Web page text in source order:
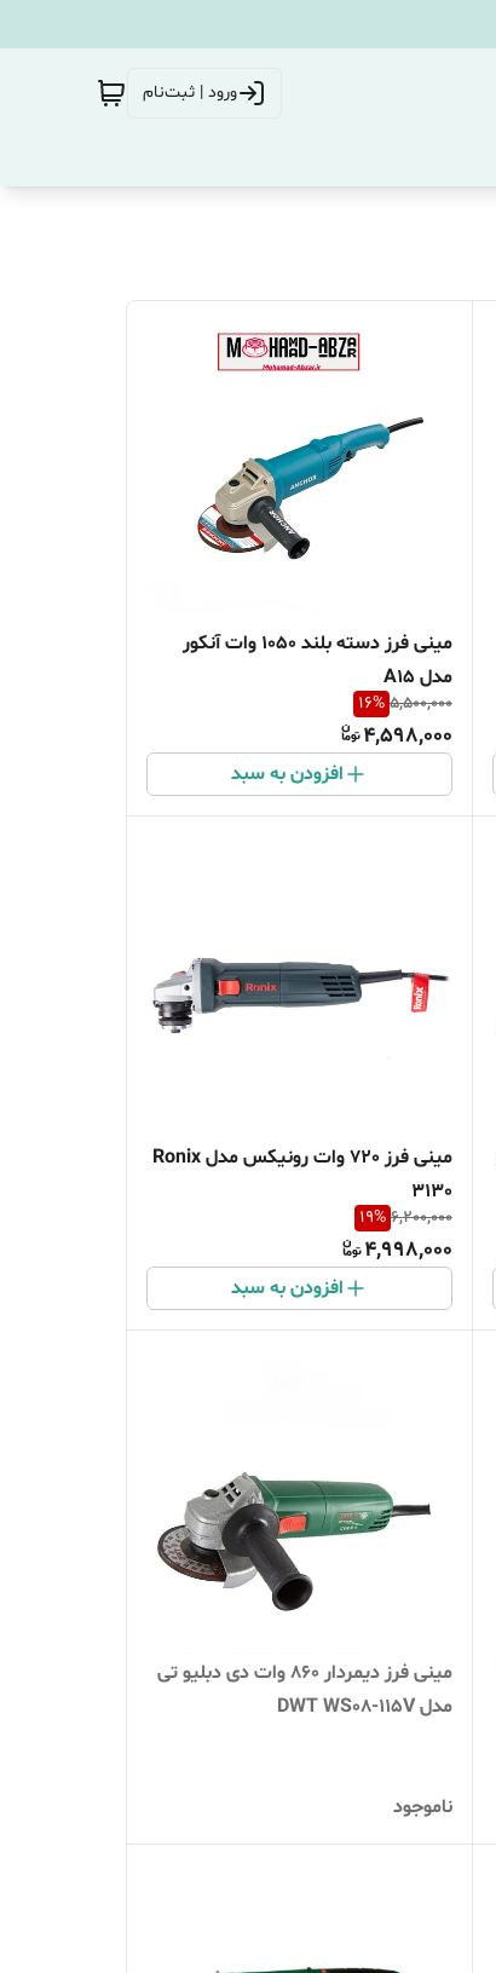
ورود | ثبت‌نام
مینی فرز دسته بلند ۱۰۵۰ وات آنکور
مدل A15
5,500,000
16%
4,598,000
افزودن به سبد
مینی فرز 720 وات رونیکس مدل Ronix
3130
6,200,000
19%
4,998,000
افزودن به سبد
مینی فرز دیمردار 860 وات دی دبلیو تی
مدل DWT WS08-115V
ناموجود